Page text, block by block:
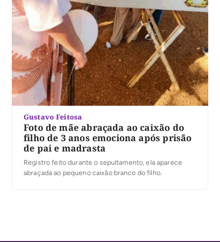
Gustavo Feitosa
Foto de mãe abraçada ao caixão do
filho de 3 anos emociona após prisão
de pai e madrasta
Registro feito durante o sepultamento, ela aparece
abraçada ao pequeno caixão branco do filho.